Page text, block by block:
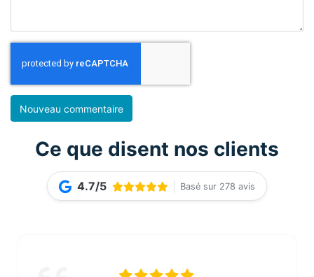
Ce que disent nos clients
4.7/5 Basé sur 278 avis